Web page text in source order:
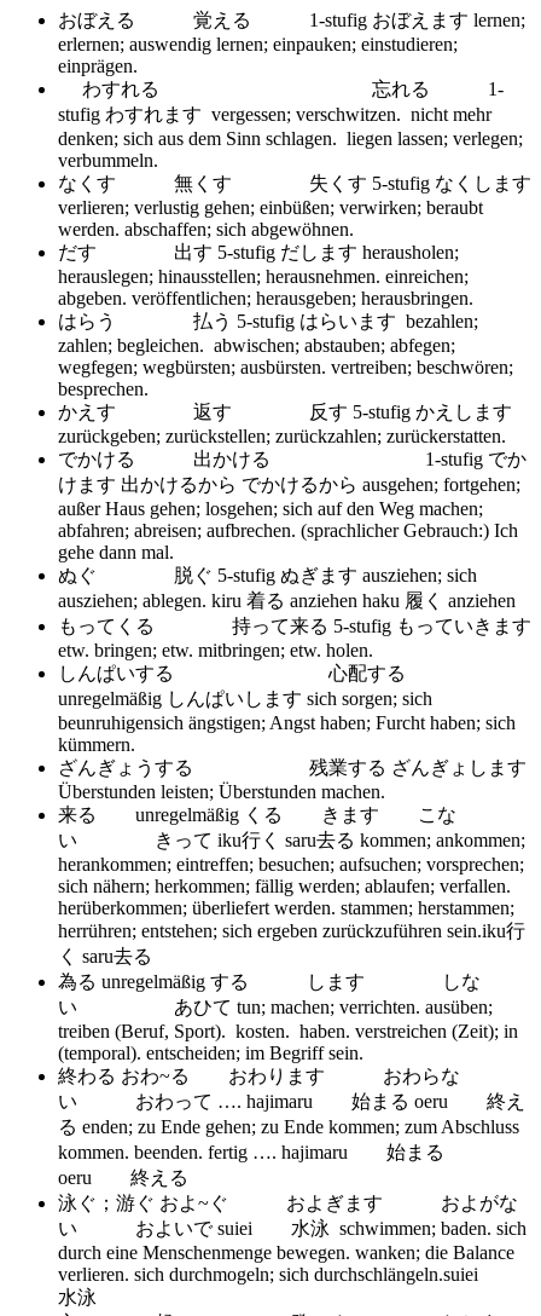
おぼえる 覚える 1-stufig おぼえます lernen;
erlernen; auswendig lernen; einpauken; einstudieren;
einprägen.
わすれる 忘れる 1-
stufig わすれます vergessen; verschwitzen. nicht mehr
denken; sich aus dem Sinn schlagen. liegen lassen; verlegen;
verbummeln.
なくす 無くす 失くす 5-stufig なくします
verlieren; verlustig gehen; einbüßen; verwirken; beraubt
werden. abschaffen; sich abgewöhnen.
だす 出す 5-stufig だします herausholen;
herauslegen; hinausstellen; herausnehmen. einreichen;
abgeben. veröffentlichen; herausgeben; herausbringen.
はらう 払う 5-stufig はらいます bezahlen;
zahlen; begleichen. abwischen; abstauben; abfegen;
wegfegen; wegbürsten; ausbürsten. vertreiben; beschwören;
besprechen.
かえす 返す 反す 5-stufig かえします
zurückgeben; zurückstellen; zurückzahlen; zurückerstatten.
でかける 出かける 1-stufig でか
けます 出かけるから でかけるから ausgehen; fortgehen;
außer Haus gehen; losgehen; sich auf den Weg machen;
abfahren; abreisen; aufbrechen. (sprachlicher Gebrauch:) Ich
gehe dann mal.
ぬぐ 脱ぐ 5-stufig ぬぎます ausziehen; sich
ausziehen; ablegen. kiru 着る anziehen haku 履く anziehen
もってくる 持って来る 5-stufig もっていきます
etw. bringen; etw. mitbringen; etw. holen.
しんぱいする 心配する
unregelmäßig しんぱいします sich sorgen; sich
beunruhigensich ängstigen; Angst haben; Furcht haben; sich
kümmern.
ざんぎょうする 残業する ざんぎょします
Überstunden leisten; Überstunden machen.
来る unregelmäßig くる きます こな
い きって iku行く saru去る kommen; ankommen;
herankommen; eintreffen; besuchen; aufsuchen; vorsprechen;
sich nähern; herkommen; fällig werden; ablaufen; verfallen.
herüberkommen; überliefert werden. stammen; herstammen;
herrühren; entstehen; sich ergeben zurückzuführen sein.iku行
く saru去る
為る unregelmäßig する します しな
い あひて tun; machen; verrichten. ausüben;
treiben (Beruf, Sport). kosten. haben. verstreichen (Zeit); in
(temporal). entscheiden; im Begriff sein.
終わる おわ~る おわります おわらな
い おわって …. hajimaru 始まる oeru 終え
る enden; zu Ende gehen; zu Ende kommen; zum Abschluss
kommen. beenden. fertig …. hajimaru 始まる
oeru 終える
泳ぐ；游ぐ およ~ぐ およぎます およがな
い およいで suiei 水泳 schwimmen; baden. sich
durch eine Menschenmenge bewegen. wanken; die Balance
verlieren. sich durchmogeln; sich durchschlängeln.suiei
水泳